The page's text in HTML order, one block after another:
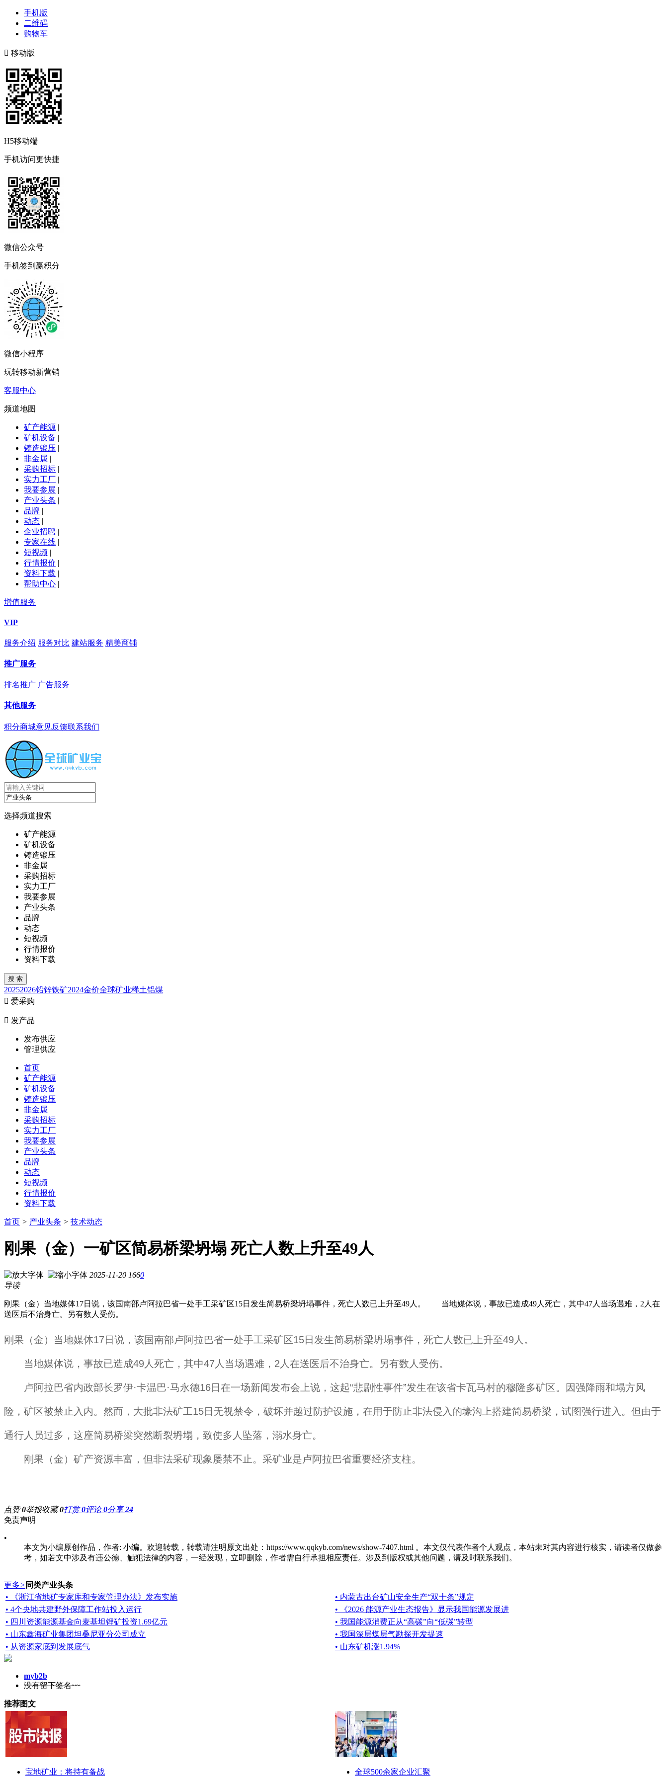
手机版
二维码
购物车
 移动版
H5移动端
手机访问更快捷
微信公众号
手机签到赢积分
微信小程序
玩转移动新营销
客服中心
频道地图
矿产能源 |
矿机设备 |
铸造锻压 |
非金属 |
采购招标 |
实力工厂 |
我要参展 |
产业头条 |
品牌 |
动态 |
企业招聘 |
专家在线 |
短视频 |
行情报价 |
资料下载 |
帮助中心 |
增值服务
VIP
服务介绍 服务对比 建站服务 精美商铺
推广服务
排名推广 广告服务
其他服务
积分商城意见反馈联系我们
选择频道搜索
矿产能源
矿机设备
铸造锻压
非金属
采购招标
实力工厂
我要参展
产业头条
品牌
动态
短视频
行情报价
资料下载
20252026铅锌铁矿2024金价全球矿业稀土铝煤
 爱采购
 发产品
发布供应
管理供应
首页
矿产能源
矿机设备
铸造锻压
非金属
采购招标
实力工厂
我要参展
产业头条
品牌
动态
短视频
行情报价
资料下载
首页 > 产业头条 > 技术动态
刚果（金）一矿区简易桥梁坍塌 死亡人数上升至49人
2025-11-20 1660
导读
刚果（金）当地媒体17日说，该国南部卢阿拉巴省一处手工采矿区15日发生简易桥梁坍塌事件，死亡人数已上升至49人。 当地媒体说，事故已造成49人死亡，其中47人当场遇难，2人在
送医后不治身亡。另有数人受伤。
刚果（金）当地媒体17日说，该国南部卢阿拉巴省一处手工采矿区15日发生简易桥梁坍塌事件，死亡人数已上升至49人。
当地媒体说，事故已造成49人死亡，其中47人当场遇难，2人在送医后不治身亡。另有数人受伤。
卢阿拉巴省内政部长罗伊·卡温巴·马永德16日在一场新闻发布会上说，这起“悲剧性事件”发生在该省卡瓦马村的穆隆多矿区。因强降雨和塌方风
险，矿区被禁止入内。然而，大批非法矿工15日无视禁令，破坏并越过防护设施，在用于防止非法侵入的壕沟上搭建简易桥梁，试图强行进入。但由于
通行人员过多，这座简易桥梁突然断裂坍塌，致使多人坠落，溺水身亡。
刚果（金）矿产资源丰富，但非法采矿现象屡禁不止。采矿业是卢阿拉巴省重要经济支柱。
点赞0举报收藏0打赏0评论0分享24
免责声明
•
本文为小编原创作品，作者: 小编。欢迎转载，转载请注明原文出处：https://www.qqkyb.com/news/show-7407.html 。本文仅代表作者个人观点，本站未对其内容进行核实，请读者仅做参
考，如若文中涉及有违公德、触犯法律的内容，一经发现，立即删除，作者需自行承担相应责任。涉及到版权或其他问题，请及时联系我们。
更多> 同类产业头条
• 《浙江省地矿专家库和专家管理办法》发布实施
• 内蒙古出台矿山安全生产“双十条”规定
• 4个央地共建野外保障工作站投入运行
• 《2026 能源产业生态报告》显示我国能源发展进
• 四川资源能源基金向麦基坦锂矿投资1.69亿元
• 我国能源消费正从“高碳”向“低碳”转型
• 山东鑫海矿业集团坦桑尼亚分公司成立
• 我国深层煤层气勘探开发提速
• 从资源家底到发展底气
• 山东矿机涨1.94%
myb2b
没有留下签名~~
推荐图文
宝地矿业：将持有备战 全球500余家企业汇聚